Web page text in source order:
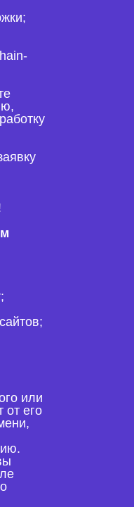
или
от его